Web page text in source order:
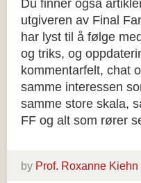
Du finner også
utgiveren av Final
har lyst til å følge
og triks, og
kommentarfelt, chat
samme interessen
samme store skala,
FF og alt som rører
by Prof. Roxanne Kiehn